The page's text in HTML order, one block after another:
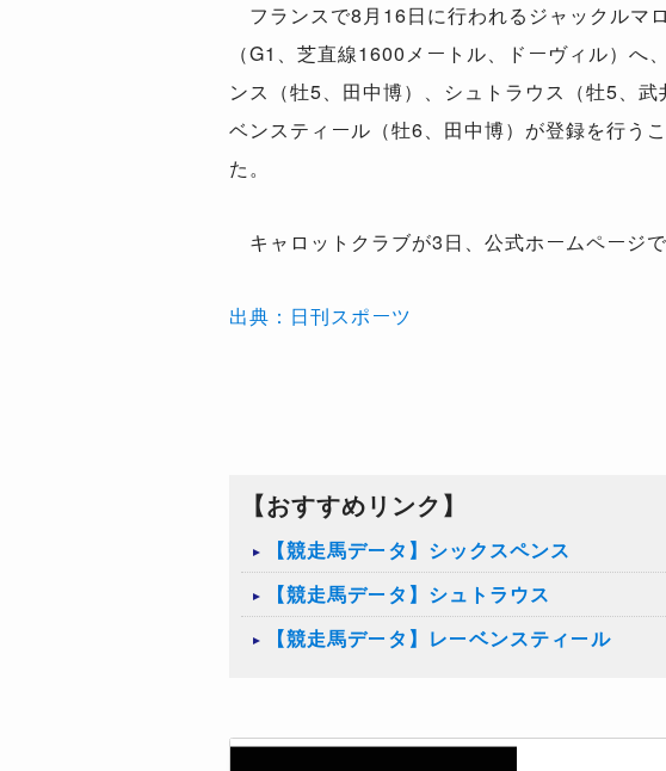
フランスで8月16日に行われるジャックルマ
（G1、芝直線1600メートル、ドーヴィル）へ
ンス（牡5、田中博）、シュトラウス（牡5、武
ベンスティール（牡6、田中博）が登録を行う
た。
キャロットクラブが3日、公式ホームページで
出典：日刊スポーツ
【おすすめリンク】
【競走馬データ】シックスペンス
【競走馬データ】シュトラウス
【競走馬データ】レーベンスティール